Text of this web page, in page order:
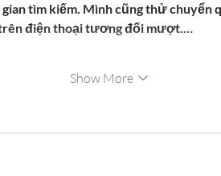
tìm kiếm. Mình cũng thử chuyển
trên điện thoại tương đối mượt.…
Show More